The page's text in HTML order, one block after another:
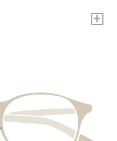
+